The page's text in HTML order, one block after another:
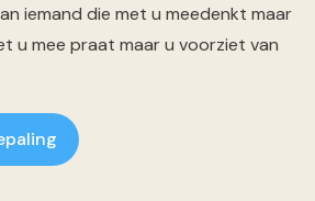
iemand die met u meedenkt maar
u mee praat maar u voorziet van